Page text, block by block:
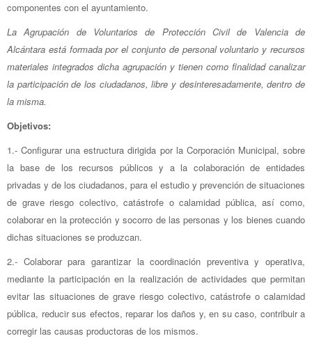
componentes con el ayuntamiento.
La Agrupación de Voluntarios de Protección Civil de Valencia de
Alcántara está formada por el conjunto de personal voluntario y recursos
materiales integrados dicha agrupación y tienen como finalidad canalizar
la participación de los ciudadanos, libre y desinteresadamente, dentro de
la misma.
Objetivos:
1.- Configurar una estructura dirigida por la Corporación Municipal, sobre
la base de los recursos públicos y a la colaboración de entidades
privadas y de los ciudadanos, para el estudio y prevención de situaciones
de grave riesgo colectivo, catástrofe o calamidad pública, así como,
colaborar en la protección y socorro de las personas y los bienes cuando
dichas situaciones se produzcan.
2.- Colaborar para garantizar la coordinación preventiva y operativa,
mediante la participación en la realización de actividades que permitan
evitar las situaciones de grave riesgo colectivo, catástrofe o calamidad
pública, reducir sus efectos, reparar los daños y, en su caso, contribuir a
corregir las causas productoras de los mismos.